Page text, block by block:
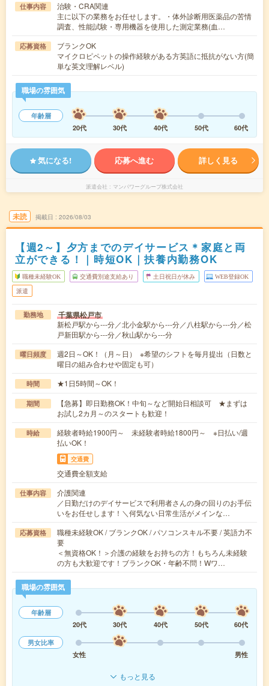
仕事内容
治験・CRA関連
主に以下の業務をお任せします。・体外診断用医薬品の苦情
調査、性能試験・専用機器を使用した測定業務(血…
応募資格
ブランクOK
マイクロピペットの操作経験がある方英語に抵抗がない方(簡
単な英文理解レベル)
職場の雰囲気
年齢層
20代
30代 40代 50代 60代
気になる! 応募へ進む 詳しく見る
派遣会社 マンパワーグループ株式会社
未読 掲載日 2026/08/03
【週2～】夕方までのデイサービス＊家庭と両
立ができる！｜時短OK｜扶養内勤務OK
職種未経験OK 交通費別途支給あり 土日祝日が休み WEB登録OK
派遣
勤務地 千葉県松戸市
新松戸駅から---分／北小金駅から---分／八柱駅から---分／松
戸新田駅から---分／秋山駅から---分
曜日頻度
週2日～OK！（月～日） ※希望のシフトを毎月提出（日数と
曜日の組み合わせや固定も可）
時間 ★1日5時間～OK！
期間
【急募】即日勤務OK！中旬～など開始日相談可 ★まずは
お試し2カ月～のスタートも歓迎！
時給
経験者時給1900円～ 未経験者時給1800円～ ※日払い/週
払いOK！
交通費
交通費全額支給
仕事内容
介護関連
／日勤だけのデイサービスで利用者さんの身の回りのお手伝
いをお任せします！＼何気ない日常生活がメインな…
応募資格
職種未経験OK / ブランクOK / パソコンスキル不要 / 英語力不
要
＜無資格OK！＞介護の経験をお持ちの方！もちろん未経験
の方も大歓迎です！ブランクOK・年齢不問！Wワ…
職場の雰囲気
年齢層
20代
30代 40代 50代
60代
男女比率
女性
男性
もっと見る